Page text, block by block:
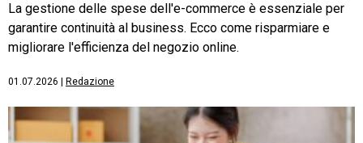
La gestione delle spese dell'e-commerce è essenziale per
garantire continuità al business. Ecco come risparmiare e
migliorare l'efficienza del negozio online.
01.07.2026 Redazione